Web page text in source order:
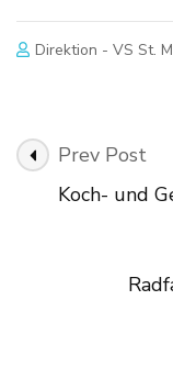
Direktion - VS St.
Post
Navigation
Prev Post
Koch- und